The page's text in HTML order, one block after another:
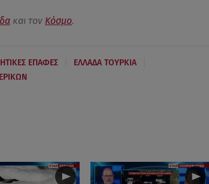
και τον Κόσμο.
ΕΠΑΦΕΣ ΕΛΛΑΔΑ ΤΟΥΡΚΙΑ